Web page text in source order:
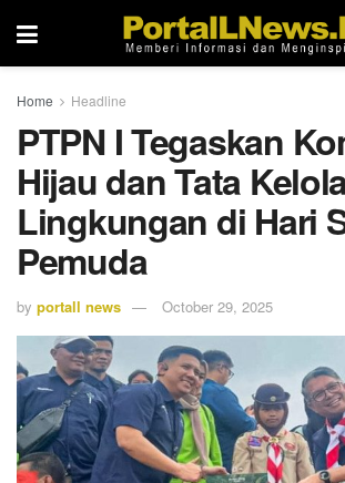
Home Headline
PTPN I Tegaskan
Hijau dan Tata
Lingkungan di Hari
Pemuda
by portall news October 29, 2025